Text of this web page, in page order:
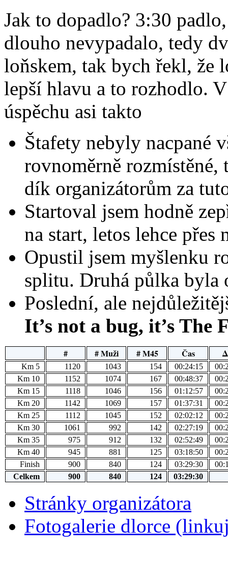
Jak to dopadlo? 3:30
dlouho nevypadalo, tedy
loňskem, tak bych řekl, že
lepší hlavu a to rozhodlo.
úspěchu asi takto
Štafety nebyly nacpané
rovnoměrně
dík organizátorům za
Startoval jsem hodně
na start, letos lehce přes
Opustil jsem myšlenku
splitu. Druhá půlka byla
Poslední, ale
It’s not a bug, it’s The
# # Muži # M45 Čas
Km 5 1120 1043 154 00:24:15
Km 10
1152 1074 167 00:48:37
Km 15
1118 1046 156 01:12:57
Km 20
1142 1069 157 01:37:31
Km 25
1112 1045 152 02:02:12
Km 30
1061 992 142 02:27:19
Km 35
975 912 132 02:52:49
Km 40
945 881 125 03:18:50
Finish
900 840 124 03:29:30
Celkem
900 840 124 03:29:30
Stránky organizátora
Fotogalerie dlorce